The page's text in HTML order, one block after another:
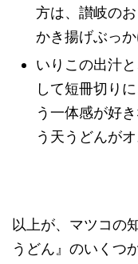
方は、讃岐の
かき揚げぶっか
いりこの出汁
して短冊切り
う一体感が好
う天うどんがオ
以上が、マツコの
うどん』のいくつ